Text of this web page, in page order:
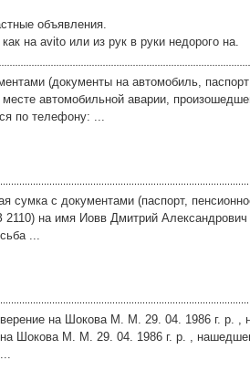
объявления.
на avito или из рук в руки недорого на.
(документы на автомобиль,
автомобильной аварии,
по телефону: ...
сумка с документами (паспорт,
на имя Иовв Дмитрий Александрович
...
на Шокова М. М. 29. 04. 1986 г. р. ,
Шокова М. М. 29. 04. 1986 г. р. ,